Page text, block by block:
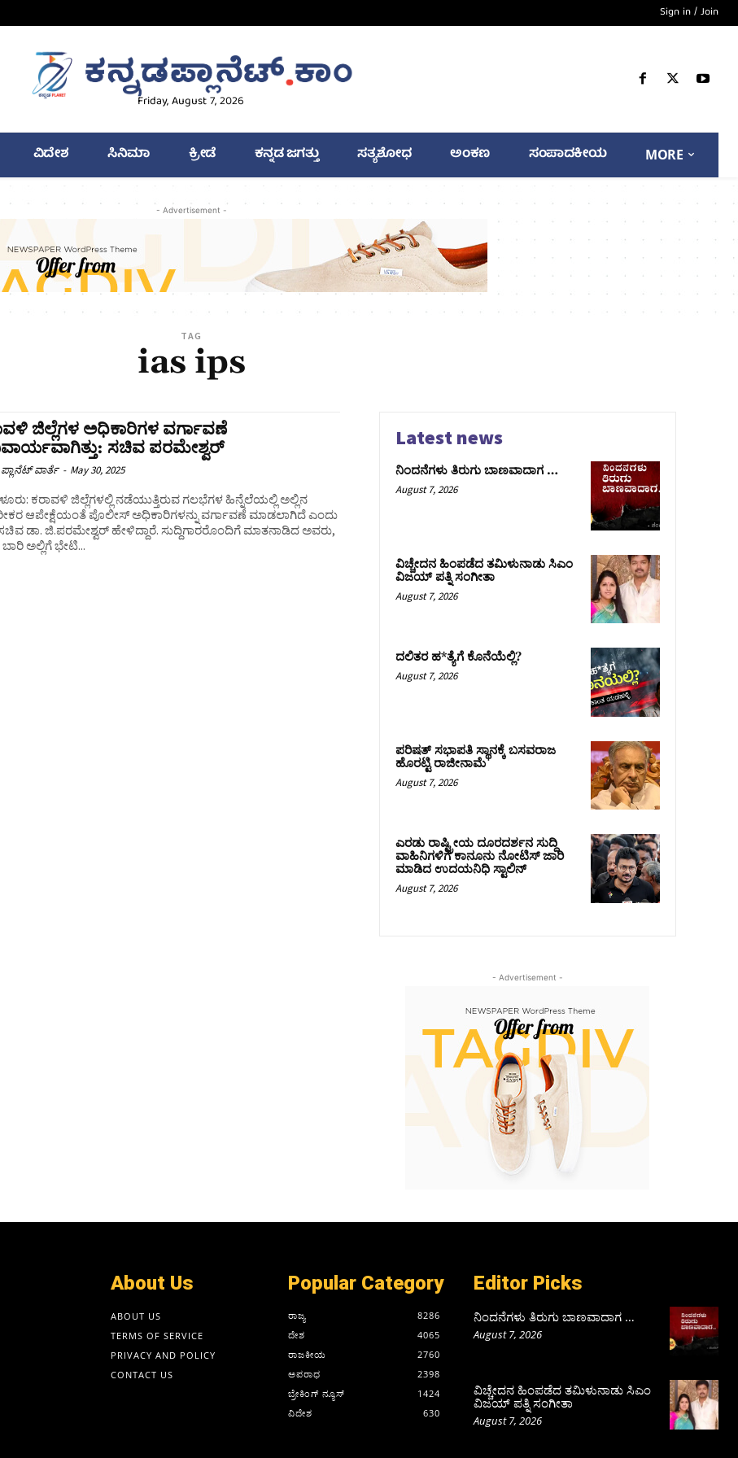
Sign in / Join
Friday, August 7, 2026
ವಿದೇಶ ಸಿನಿಮಾ ಕ್ರೀಡೆ ಕನ್ನಡ ಜಗತ್ತು ಸತ್ಯಶೋಧ ಅಂಕಣ ಸಂಪಾದಕೀಯ MORE
- Advertisement -
TAG
ias ips
ಜಿಲ್ಲೆಗಳ ಅಧಿಕಾರಿಗಳ ವರ್ಗಾವಣೆ
ಸಚಿವ ಪರಮೇಶ್ವರ್‌
ಪ್ಲಾನೆಟ್ ವಾರ್ತೆ - May 30, 2025
ಕರಾವಳಿ ಜಿಲ್ಲೆಗಳಲ್ಲಿ ನಡೆಯುತ್ತಿರುವ ಗಲಭೆಗಳ ಹಿನ್ನೆಲೆಯಲ್ಲಿ ಅಲ್ಲಿನ
ಆಪೇಕ್ಷೆಯಂತೆ ಪೊಲೀಸ್‌‍ ಅಧಿಕಾರಿಗಳನ್ನು ವರ್ಗಾವಣೆ ಮಾಡಲಾಗಿದೆ ಎಂದು
ಜಿ.ಪರಮೇಶ್ವರ್‌ ಹೇಳಿದ್ದಾರೆ. ಸುದ್ದಿಗಾರರೊಂದಿಗೆ ಮಾತನಾಡಿದ ಅವರು,
ಅಲ್ಲಿಗೆ ಭೇಟಿ...
Latest news
ನಿಂದನೆಗಳು ತಿರುಗು ಬಾಣವಾದಾಗ …
August 7, 2026
ವಿಚ್ಚೇದನ ಹಿಂಪಡೆದ ತಮಿಳುನಾಡು ಸಿಎಂ
ವಿಜಯ್‌ ಪತ್ನಿ ಸಂಗೀತಾ
August 7, 2026
ದಲಿತರ ಹ*ತ್ಯೆಗೆ ಕೊನೆಯೆಲ್ಲಿ?
August 7, 2026
ಪರಿಷತ್‌ ಸಭಾಪತಿ ಸ್ಥಾನಕ್ಕೆ ಬಸವರಾಜ
ಹೊರಟ್ಟಿ ರಾಜೀನಾಮೆ
August 7, 2026
ಎರಡು ರಾಷ್ಟ್ರೀಯ ದೂರದರ್ಶನ ಸುದ್ದಿ
ವಾಹಿನಿಗಳಿಗೆ ಕಾನೂನು ನೋಟಿಸ್ ಜಾರಿ
ಮಾಡಿದ ಉದಯನಿಧಿ ಸ್ಟಾಲಿನ್
August 7, 2026
- Advertisement -
About Us
ABOUT US
TERMS OF SERVICE
PRIVACY AND POLICY
CONTACT US
Popular Category
ರಾಜ್ಯ
8286
ದೇಶ
4065
ರಾಜಕೀಯ
2760
ಅಪರಾಧ
2398
ಬ್ರೇಕಿಂಗ್ ನ್ಯೂಸ್
1424
ವಿದೇಶ
630
Editor Picks
ನಿಂದನೆಗಳು ತಿರುಗು ಬಾಣವಾದಾಗ …
August 7, 2026
ವಿಚ್ಚೇದನ ಹಿಂಪಡೆದ ತಮಿಳುನಾಡು ಸಿಎಂ
ವಿಜಯ್‌ ಪತ್ನಿ ಸಂಗೀತಾ
August 7, 2026